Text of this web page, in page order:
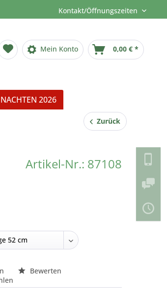
Kontakt/Öffnungszeiten
Mein Konto 0,00 € *
2026
Zurück
Artikel-Nr.: 87108
Bewerten